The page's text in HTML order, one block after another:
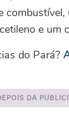
combustível,
e um
do Pará?